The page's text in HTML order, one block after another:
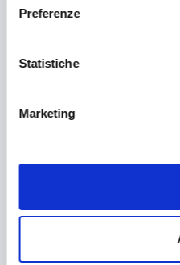
Preferenze
Statistiche
Marketing
Imprenditoria femminile
Innovazione tecnologica,
Intelligenza Artificiale
Libro e lettura